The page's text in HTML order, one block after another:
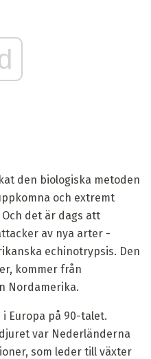
den biologiska metoden
och extremt
det är dags att
av nya arter -
echinotrypsis. Den
kommer från
Nordamerika.
Europa på 90-talet.
var Nederländerna
som leder till växter